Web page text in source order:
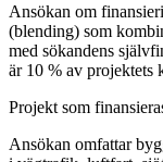
Ansökan om
(blending) som
med sökandens
är 10 % av projektets
Projekt som
Ansökan omfattar